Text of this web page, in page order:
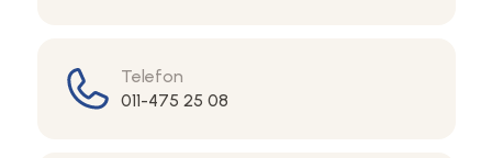
Telefon
011-475 25 08